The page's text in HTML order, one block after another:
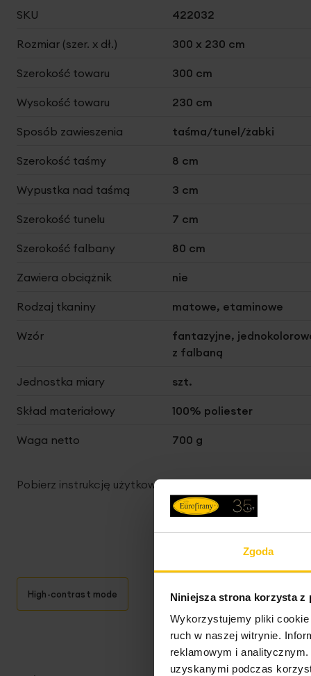
Zgoda
Niniejsza strona korzysta z
Wykorzystujemy pliki
ruch w naszej witrynie.
reklamowym i
uzyskanymi podczas
Więcej
SKU 422032
Rozmiar (szer. x dł.) 300 x 230 cm
Szerokość towaru 300 cm
Wysokość towaru 230 cm
Sposób zawieszenia taśma/tunel/żabki
Szerokość taśmy 8 cm
Wypustka nad taśmą 3 cm
Szerokość tunelu 7 cm
Szerokość falbany 80 cm
Zawiera obciążnik nie
Rodzaj tkaniny matowe, etaminowe
Wzór
fantazyjne,
z falbaną
Jednostka miary szt.
Skład materiałowy 100% poliester
Waga netto 700 g
Pobierz instrukcję użytkowania i bezpieczeństwa
High-contrast mode